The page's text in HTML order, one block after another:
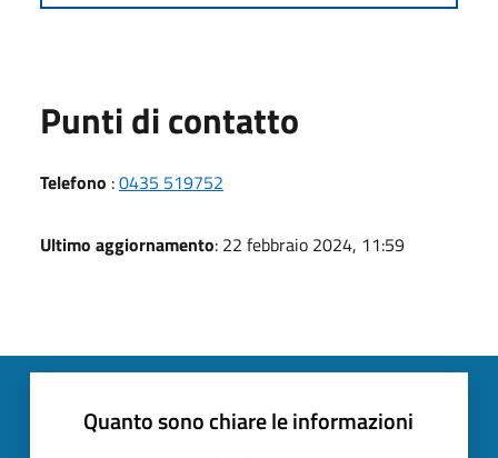
Punti di contatto
Telefono :0435 519752
Ultimo aggiornamento: 22 febbraio 2024, 11:59
Quanto sono chiare le informazioni